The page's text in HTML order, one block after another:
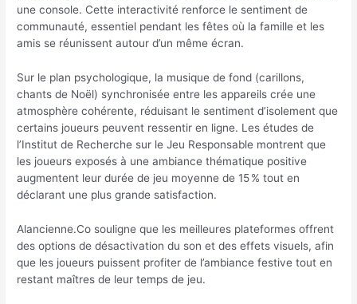
une console. Cette interactivité renforce le sentiment de
communauté, essentiel pendant les fêtes où la famille et les
amis se réunissent autour d’un même écran.
Sur le plan psychologique, la musique de fond (carillons,
chants de Noël) synchronisée entre les appareils crée une
atmosphère cohérente, réduisant le sentiment d’isolement que
certains joueurs peuvent ressentir en ligne. Les études de
l’Institut de Recherche sur le Jeu Responsable montrent que
les joueurs exposés à une ambiance thématique positive
augmentent leur durée de jeu moyenne de 15 % tout en
déclarant une plus grande satisfaction.
Alancienne.Co souligne que les meilleures plateformes offrent
des options de désactivation du son et des effets visuels, afin
que les joueurs puissent profiter de l’ambiance festive tout en
restant maîtres de leur temps de jeu.